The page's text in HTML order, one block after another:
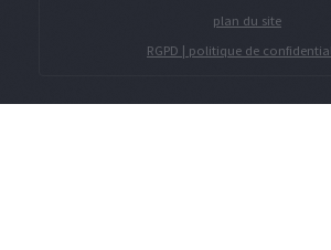
plan du site
RGPD | politique de